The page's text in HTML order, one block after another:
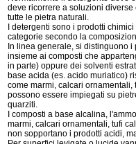
deve ricorrere a soluzioni
tutte le pietra naturali.
I detergenti sono i prodotti
categorie secondo la
In linea generale, si distinguono
insieme ai composti che
in parte) oppure dei solventi
base acida (es. acido muriatico)
come marmi, calcari
possono essere impiegati su
quarziti.
I composti a base alcalina,
marmi, calcari ornamentali, tufi
non sopportano i prodotti acidi,